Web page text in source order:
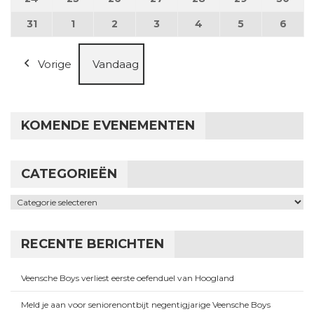
3131 augustus 2026
1 1 september 2026
2 2 september 2026
3 3 september 2026
4 4 september 2026
5 5 6
Vorige Vandaag
KOMENDE EVENEMENTEN
CATEGORIEËN
Categorieën
RECENTE BERICHTEN
Veensche Boys verliest eerste oefenduel van Hoogland
Meld je aan voor seniorenontbijt negentigjarige Veensche Boys